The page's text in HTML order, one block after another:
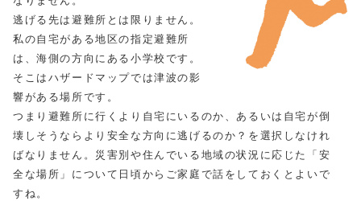
逃げる先は避難所とは限りません。
私の自宅がある地区の指定避難所
は、海側の方向にある小学校です。
そこはハザードマップでは津波の影
響がある場所です。
つまり避難所に行くより自宅にいるのか、あるいは自宅が倒
壊しそうならより安全な方向に逃げるのか？を選択しなけれ
ばなりません。災害別や住んでいる地域の状況に応じた「安
全な場所」について日頃からご家庭で話をしておくとよいで
すね。